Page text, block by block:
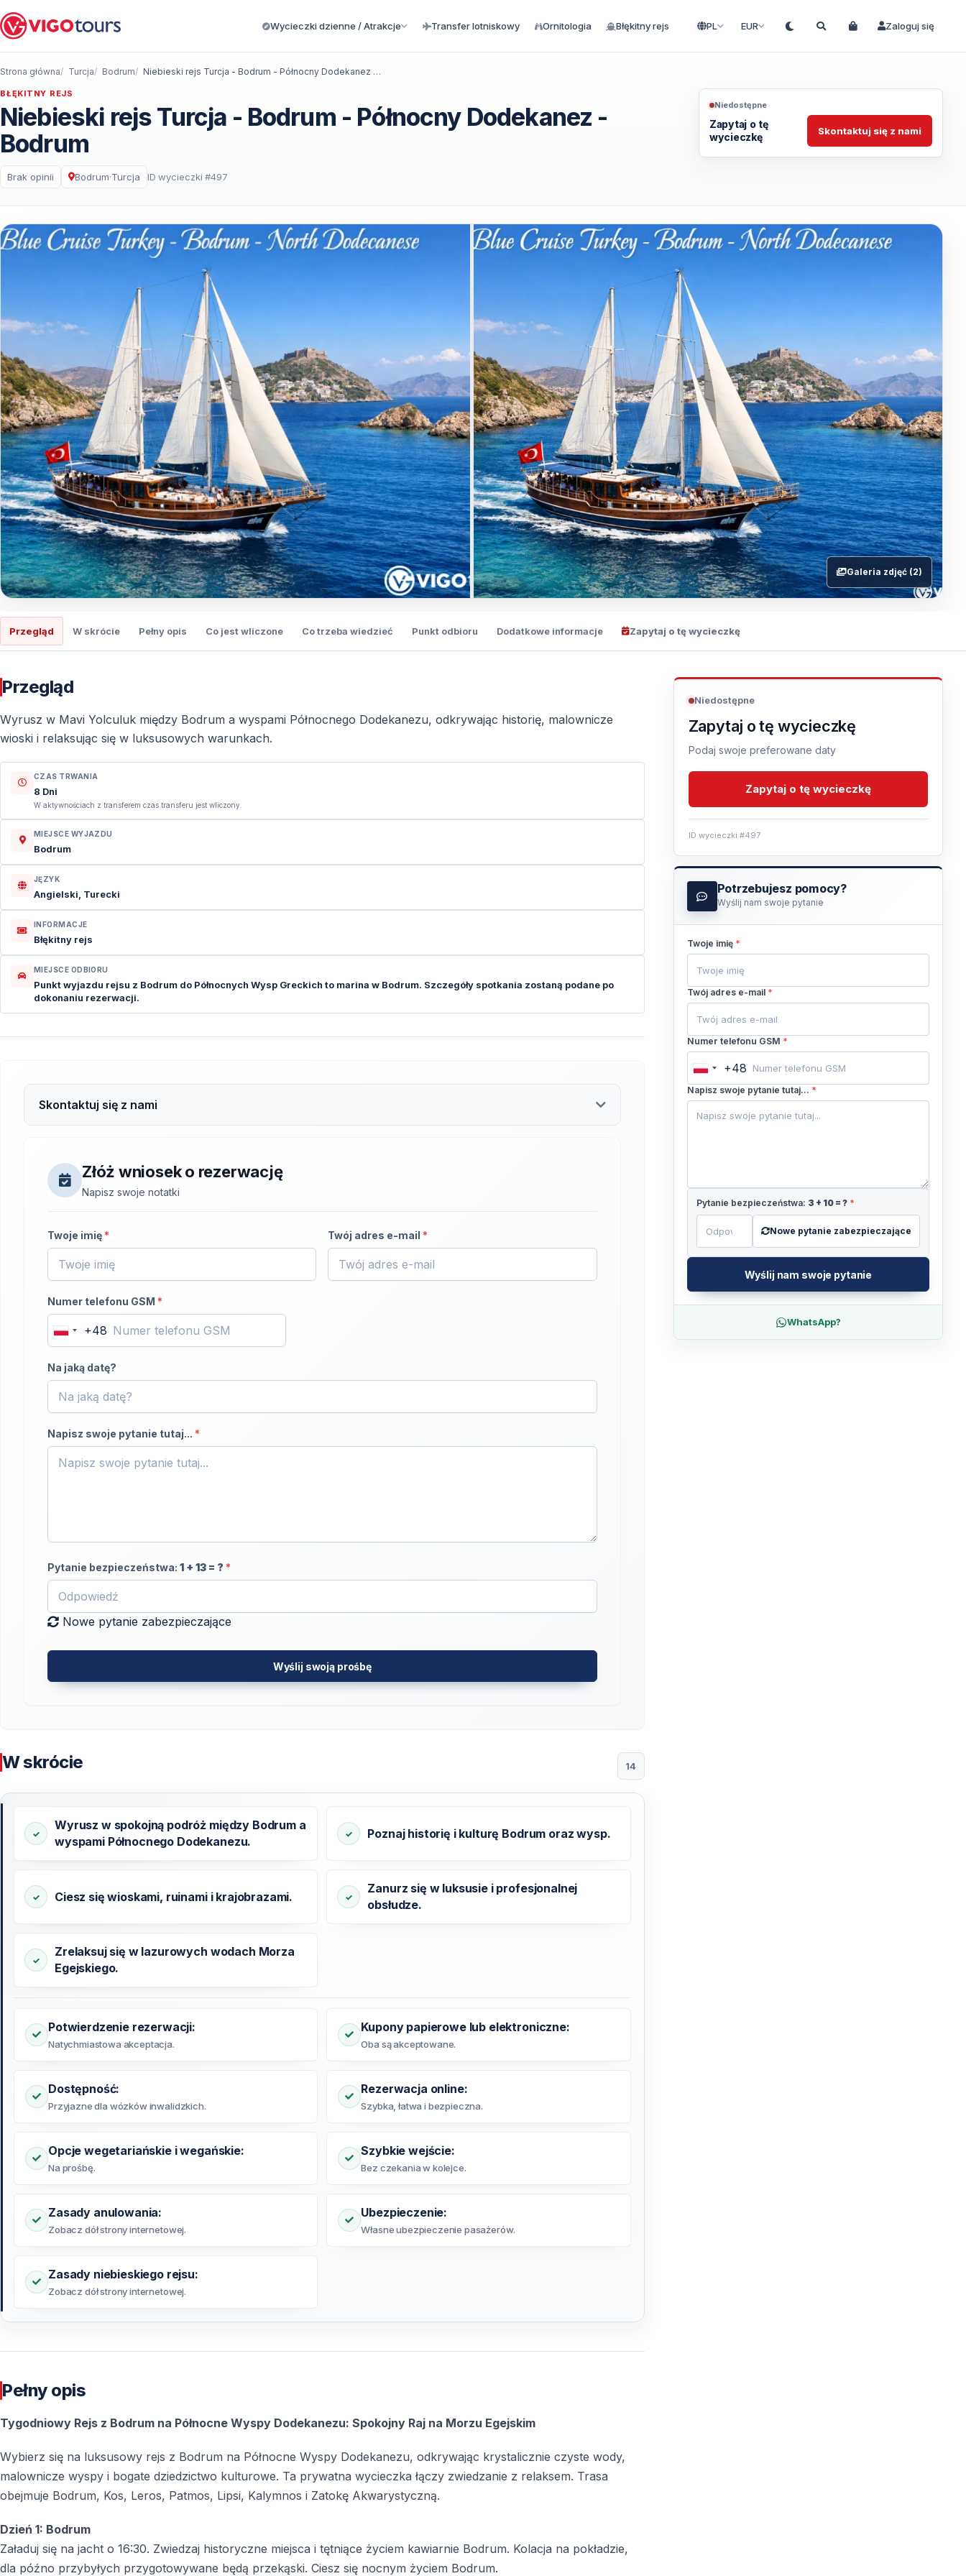
Wycieczki dzienne / Atrakcje Transfer lotniskowy Ornitologia Błękitny rejs PL EUR Zaloguj się
Strona główna Turcja Bodrum Niebieski rejs Turcja - Bodrum - Północny Dodekanez - Bodrum
BŁĘKITNY REJS
Niebieski rejs Turcja - Bodrum - Północny Dodekanez -
Bodrum
Brak opinii Bodrum·Turcja ID wycieczki #497
Niedostępne
Zapytaj o tę
wycieczkę
Skontaktuj się z nami
Galeria zdjęć (2)
Przegląd W skrócie Pełny opis Co jest wliczone Co trzeba wiedzieć Punkt odbioru Dodatkowe informacje Zapytaj o tę wycieczkę
Przegląd
Wyrusz w Mavi Yolculuk między Bodrum a wyspami Północnego Dodekanezu, odkrywając historię, malownicze
wioski i relaksując się w luksusowych warunkach.
CZAS TRWANIA
8 Dni
W aktywnościach z transferem czas transferu jest wliczony.
MIEJSCE WYJAZDU
Bodrum
JĘZYK
Angielski, Turecki
INFORMACJE
Błękitny rejs
MIEJSCE ODBIORU
Punkt wyjazdu rejsu z Bodrum do Północnych Wysp Greckich to marina w Bodrum. Szczegóły spotkania zostaną podane po
dokonaniu rezerwacji.
Skontaktuj się z nami
Złóż wniosek o rezerwację
Napisz swoje notatki
Twoje imię * Twój adres e-mail *
Numer telefonu GSM *
Poland
+48
+48
Na jaką datę?
Napisz swoje pytanie tutaj... *
Pytanie bezpieczeństwa: 1 + 13 = ? *
Nowe pytanie zabezpieczające
Wyślij swoją prośbę
W skrócie 14
Wyrusz w spokojną podróż między Bodrum a
wyspami Północnego Dodekanezu.
Poznaj historię i kulturę Bodrum oraz wysp.
Ciesz się wioskami, ruinami i krajobrazami.
Zanurz się w luksusie i profesjonalnej
obsłudze.
Zrelaksuj się w lazurowych wodach Morza
Egejskiego.
Potwierdzenie rezerwacji:
Natychmiastowa akceptacja.
Kupony papierowe lub elektroniczne:
Oba są akceptowane.
Dostępność:
Przyjazne dla wózków inwalidzkich.
Rezerwacja online:
Szybka, łatwa i bezpieczna.
Opcje wegetariańskie i wegańskie:
Na prośbę.
Szybkie wejście:
Bez czekania w kolejce.
Zasady anulowania:
Zobacz dół strony internetowej.
Ubezpieczenie:
Własne ubezpieczenie pasażerów.
Zasady niebieskiego rejsu:
Zobacz dół strony internetowej.
Pełny opis
Tygodniowy Rejs z Bodrum na Północne Wyspy Dodekanezu: Spokojny Raj na Morzu Egejskim
Wybierz się na luksusowy rejs z Bodrum na Północne Wyspy Dodekanezu, odkrywając krystalicznie czyste wody,
malownicze wyspy i bogate dziedzictwo kulturowe. Ta prywatna wycieczka łączy zwiedzanie z relaksem. Trasa
obejmuje Bodrum, Kos, Leros, Patmos, Lipsi, Kalymnos i Zatokę Akwarystyczną.
Dzień 1: Bodrum
Załaduj się na jacht o 16:30. Zwiedzaj historyczne miejsca i tętniące życiem kawiarnie Bodrum. Kolacja na pokładzie,
dla późno przybyłych przygotowywane będą przekąski. Ciesz się nocnym życiem Bodrum.
Niedostępne
Zapytaj o tę wycieczkę
Podaj swoje preferowane daty
Zapytaj o tę wycieczkę
ID wycieczki #497
Potrzebujesz pomocy?
Wyślij nam swoje pytanie
Twoje imię *
Twój adres e-mail *
Numer telefonu GSM *
Poland
+48
+48
Napisz swoje pytanie tutaj... *
Pytanie bezpieczeństwa: 3 + 10= ? *
Nowe pytanie zabezpieczające
Wyślij nam swoje pytanie
WhatsApp?